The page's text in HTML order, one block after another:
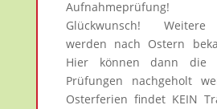
Aufnahmeprüfung!
Glückwunsch!
werden nach Ostern
Hier können dann die
Prüfungen nachgeholt
Osterferien findet KEIN